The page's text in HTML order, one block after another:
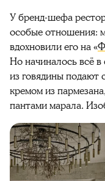
У бренд-шефа
особые отношения:
вдохновили его на «
Но начиналось всё в
из говядины подают
кремом из
пантами марала.